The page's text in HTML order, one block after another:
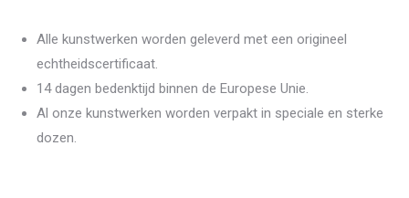
Alle kunstwerken worden geleverd met een origineel
echtheidscertificaat.
14 dagen bedenktijd binnen de Europese Unie.
Al onze kunstwerken worden verpakt in speciale en sterke
dozen.